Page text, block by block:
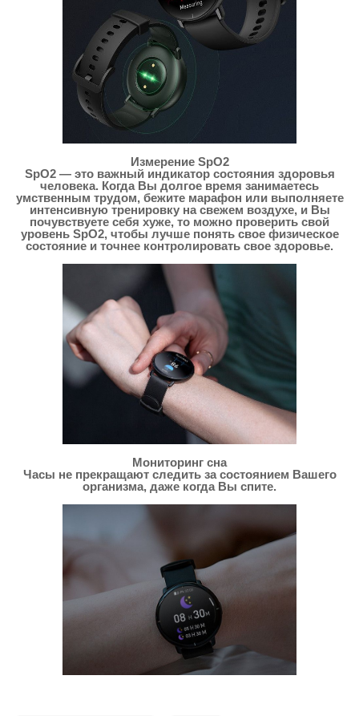
Измерение SpO2
SpO2 — это важный индикатор состояния здоровья
человека. Когда Вы долгое время занимаетесь
умственным трудом, бежите марафон или выполняете
интенсивную тренировку на свежем воздухе, и Вы
почувствуете себя хуже, то можно проверить свой
уровень SpO2, чтобы лучше понять свое физическое
состояние и точнее контролировать свое здоровье.
Мониторинг сна
Часы не прекращают следить за состоянием Вашего
организма, даже когда Вы спите.